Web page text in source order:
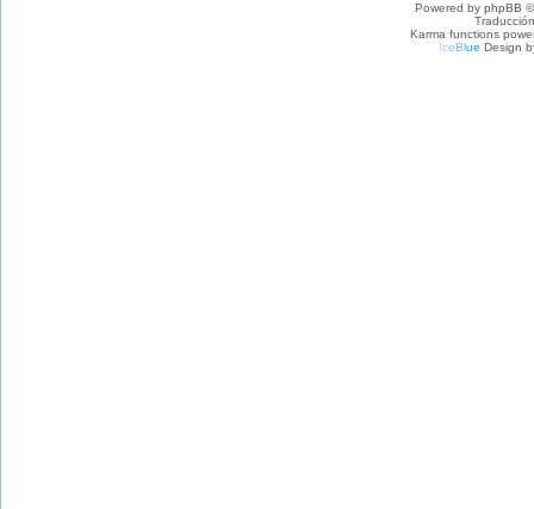
Powered by phpBB
Karma functions
IceBlue Design